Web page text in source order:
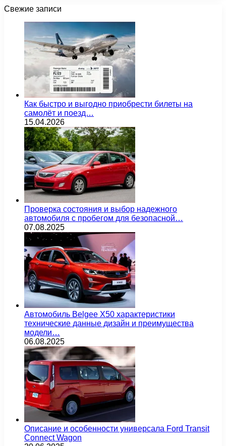
Свежие записи
Как быстро и выгодно приобрести билеты на
самолёт и поезд…
15.04.2026
Проверка состояния и выбор надежного
автомобиля с пробегом для безопасной…
07.08.2025
Автомобиль Belgee X50 характеристики
технические данные дизайн и преимущества
модели…
06.08.2025
Описание и особенности универсала Ford Transit
Connect Wagon